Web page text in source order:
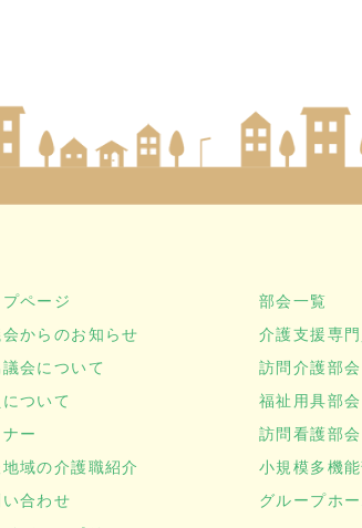
プページ
からのお知らせ
会について
ついて
ー
域の介護職紹介
合わせ
部会一覧
介護支援専
訪問介護部会
福祉用具部会
訪問看護部会
小規模多機
グループホ